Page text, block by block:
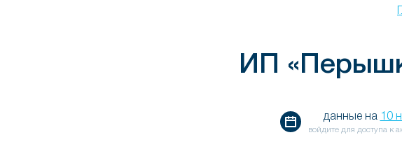
ИП
данные на 10
войдите для доступа к